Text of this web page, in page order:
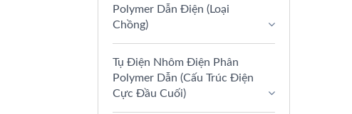
Polymer Dẫn Điện (loại
Chồng)
Tụ Điện Nhôm Điện Phân
Polymer Dẫn (Cấu Trúc Điện
Cực Đầu Cuối)